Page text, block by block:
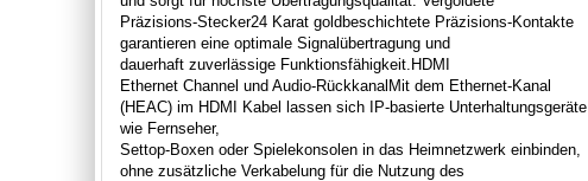
Präzisions-Stecker24 Karat goldbeschichtete Präzisions-Kontakte
garantieren eine optimale Signalübertragung und
dauerhaft zuverlässige Funktionsfähigkeit.HDMI
Ethernet Channel und Audio-RückkanalMit dem Ethernet-Kanal
(HEAC) im HDMI Kabel lassen sich IP-basierte Unterhaltungsgeräte
wie Fernseher,
Settop-Boxen oder Spielekonsolen in das Heimnetzwerk einbinden,
ohne zusätzliche Verkabelung für die Nutzung des